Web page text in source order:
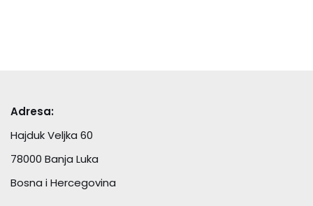
Adresa:
Hajduk Veljka 60
78000 Banja Luka
Bosna i Hercegovina